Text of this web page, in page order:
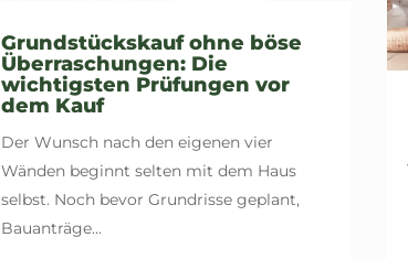
Grundstückskauf ohne böse
Überraschungen: Die
wichtigsten Prüfungen vor
dem Kauf
Der Wunsch nach den eigenen vier
Wänden beginnt selten mit dem Haus
selbst. Noch bevor Grundrisse geplant,
Bauanträge...